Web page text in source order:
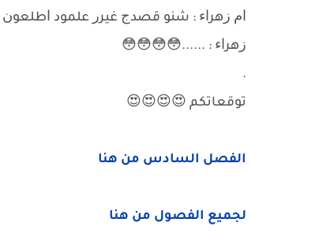
ﺍﻡ ﺯﻫﺮﺍﺀ : ﺷﻨﻮ ﻗﺼﺪﺝ ﻏﻴﺮﺭ ﻋﻠﻤﻮﺩ ﺍﻃﻠﻌﻮﻥ
ﺯﻫﺮﺍﺀ : ......😳😳😳😳
.
ﺗﻮﻗﻌﺎﺗﻜﻢ 😍😍😍😍
الفصل السادس من هنا
لجميع الفصول من هنا